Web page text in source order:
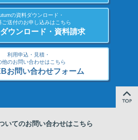
の資料ダウンロード・
ご送付のお申し込みはこちら
ウンロード・資料請求
利用申込・見積・
他のお問い合わせはこちら
お問い合わせフォーム
いてのお問い合わせはこちら